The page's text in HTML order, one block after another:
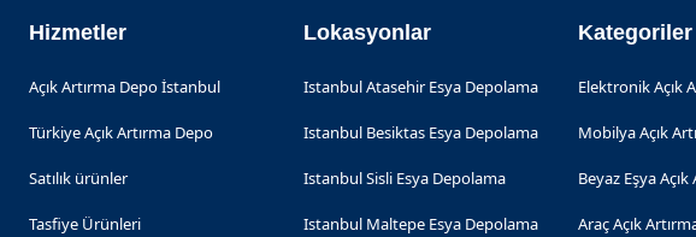
Hizmetler
Açık Artırma Depo İstanbul
Türkiye Açık Artırma Depo
Satılık ürünler
Tasfiye Ürünleri
Lokasyonlar
Istanbul Atasehir Esya Depolama
Istanbul Besiktas Esya Depolama
Istanbul Sisli Esya Depolama
Istanbul Maltepe Esya Depolama
Kategoriler
Elektronik Açık
Mobilya Açık
Beyaz Eşya Açık
Araç Açık